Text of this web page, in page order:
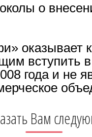
о
оказывает
вступить
года и не
Вам